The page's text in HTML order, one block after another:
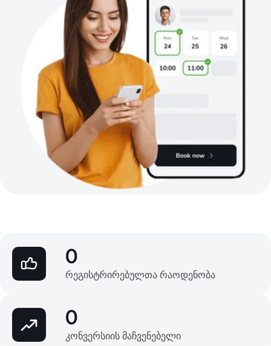
0
რეგისტრირებულთა რაოდენობა
0
კონვერსიის მაჩვენებელი